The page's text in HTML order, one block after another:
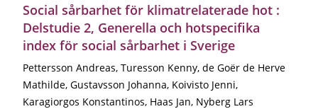
Social sårbarhet för klimatrelaterade hot :
Delstudie 2, Generella och hotspecifika
index för social sårbarhet i Sverige
Pettersson Andreas, Turesson Kenny, de Goër de Herve
Mathilde, Gustavsson Johanna, Koivisto Jenni,
Karagiorgos Konstantinos, Haas Jan, Nyberg Lars